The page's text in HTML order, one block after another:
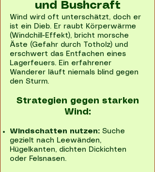
und Bushcraft
Wind wird oft unterschätzt, doch er
ist ein Dieb. Er raubt Körperwärme
(Windchill-Effekt), bricht morsche
Äste (Gefahr durch Totholz) und
erschwert das Entfachen eines
Lagerfeuers. Ein erfahrener
Wanderer läuft niemals blind gegen
den Sturm.
Strategien gegen starken
Wind:
Windschatten nutzen: Suche
gezielt nach Leewänden,
Hügelkanten, dichten Dickichten
oder Felsnasen.